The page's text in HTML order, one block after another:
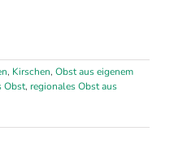
, Kirschen, Obst aus eigenem
Obst, regionales Obst aus